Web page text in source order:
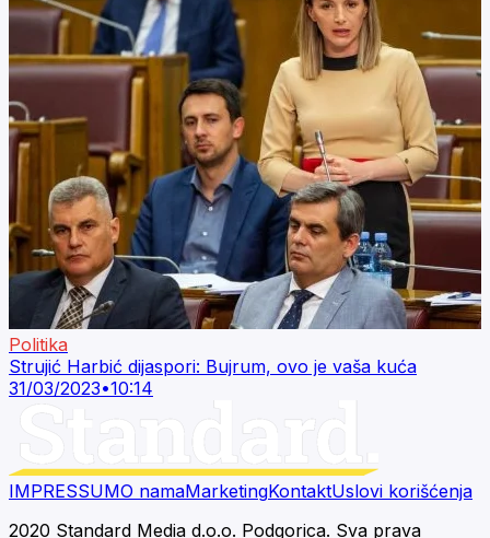
Politika
Strujić Harbić dijaspori: Bujrum, ovo je vaša kuća
31/03/2023•10:14
IMPRESSUMO namaMarketingKontaktUslovi korišćenja
2020 Standard Media d.o.o. Podgorica. Sva prava